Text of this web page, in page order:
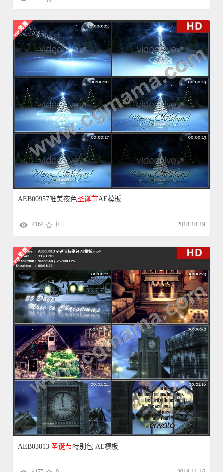
AEB00957唯美夜色圣诞节AE模板
4164 0
AEB03013圣诞节特别包 AE模板
4175 0